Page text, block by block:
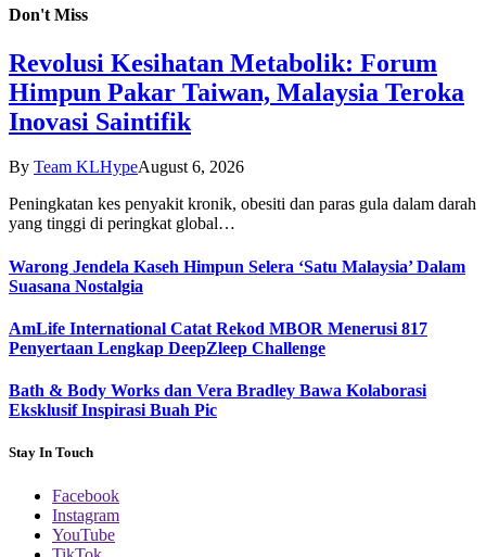
Don't Miss
Revolusi Kesihatan Metabolik: Forum
Himpun Pakar Taiwan, Malaysia Teroka
Inovasi Saintifik
By Team KLHypeAugust 6, 2026
Peningkatan kes penyakit kronik, obesiti dan paras gula dalam darah
yang tinggi di peringkat global…
Warong Jendela Kaseh Himpun Selera ‘Satu Malaysia’ Dalam
Suasana Nostalgia
AmLife International Catat Rekod MBOR Menerusi 817
Penyertaan Lengkap DeepZleep Challenge
Bath & Body Works dan Vera Bradley Bawa Kolaborasi
Eksklusif Inspirasi Buah Pic
Stay In Touch
Facebook
Instagram
YouTube